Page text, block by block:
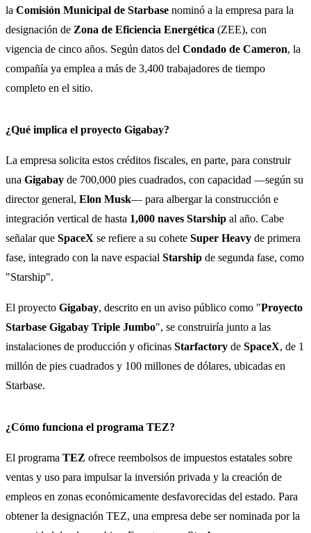
la Comisión Municipal de Starbase nominó a la empresa para la
designación de Zona de Eficiencia Energética (ZEE), con
vigencia de cinco años. Según datos del Condado de Cameron, la
compañía ya emplea a más de 3,400 trabajadores de tiempo
completo en el sitio.
¿Qué implica el proyecto Gigabay?
La empresa solicita estos créditos fiscales, en parte, para construir
una Gigabay de 700,000 pies cuadrados, con capacidad —según su
director general, Elon Musk— para albergar la construcción e
integración vertical de hasta 1,000 naves Starship al año. Cabe
señalar que SpaceX se refiere a su cohete Super Heavy de primera
fase, integrado con la nave espacial Starship de segunda fase, como
"Starship".
El proyecto Gigabay, descrito en un aviso público como "Proyecto
Starbase Gigabay Triple Jumbo", se construiría junto a las
instalaciones de producción y oficinas Starfactory de SpaceX, de 1
millón de pies cuadrados y 100 millones de dólares, ubicadas en
Starbase.
¿Cómo funciona el programa TEZ?
El programa TEZ ofrece reembolsos de impuestos estatales sobre
ventas y uso para impulsar la inversión privada y la creación de
empleos en zonas económicamente desfavorecidas del estado. Para
obtener la designación TEZ, una empresa debe ser nominada por la